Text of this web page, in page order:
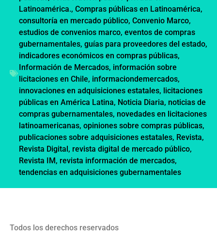
Latinoamérica., Compras públicas en Latinoamérica,
consultoría en mercado público, Convenio Marco,
estudios de convenios marco, eventos de compras
gubernamentales, guías para proveedores del estado,
indicadores económicos en compras públicas,
Información de Mercados, información sobre
licitaciones en Chile, informaciondemercados,
innovaciones en adquisiciones estatales, licitaciones
públicas en América Latina, Noticia Diaria, noticias de
compras gubernamentales, novedades en licitaciones
latinoamericanas, opiniones sobre compras públicas,
publicaciones sobre adquisiciones estatales, Revista,
Revista Digital, revista digital de mercado público,
Revista IM, revista información de mercados,
tendencias en adquisiciones gubernamentales
Todos los derechos reservados